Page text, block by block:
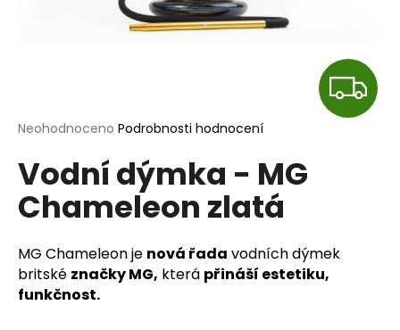
Průměrné
produktu
je
0,0
z
hvězdiček.
Neohodnoceno Podrobnosti hodnocení
Vodní dýmka - MG
Chameleon zlatá
MG Chameleon je nová řada vodních dýmek
britské značky MG, která přináší estetiku,
funkčnost.
Z
HLEDAT
D
o